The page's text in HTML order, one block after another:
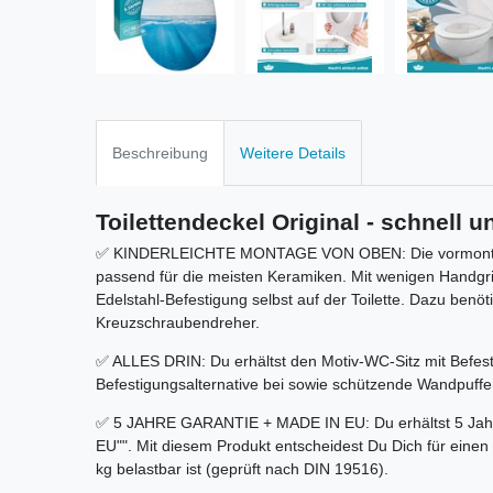
Beschreibung Weitere Details
Toilettendeckel Original - schnell
✅ KINDERLEICHTE MONTAGE VON OBEN: Die
passend für die meisten Keramiken. Mit wenigen
Edelstahl-Befestigung selbst auf der Toilette. Dazu
Kreuzschraubendreher.
✅ ALLES DRIN: Du erhältst den Motiv-WC-Sitz mit
Befestigungsalternative bei sowie schützende
✅ 5 JAHRE GARANTIE + MADE IN EU: Du erhältst 5
EU"". Mit diesem Produkt entscheidest Du Dich für
kg belastbar ist (geprüft nach DIN 19516).